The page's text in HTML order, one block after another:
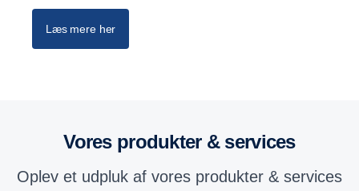
Læs mere her
Vores produkter & services
Oplev et udpluk af vores produkter & services